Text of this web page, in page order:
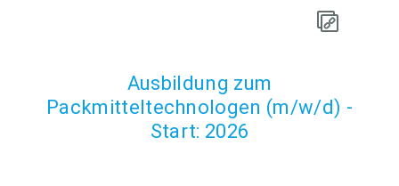
Ausbildung zum
Packmitteltechnologen (m/w/d) -
Start: 2026